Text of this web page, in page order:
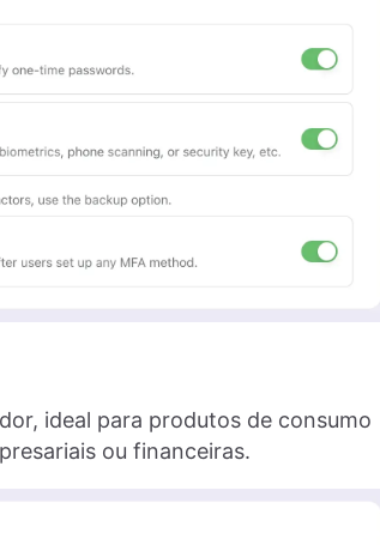
ideal para produtos de consumo
ou financeiras.